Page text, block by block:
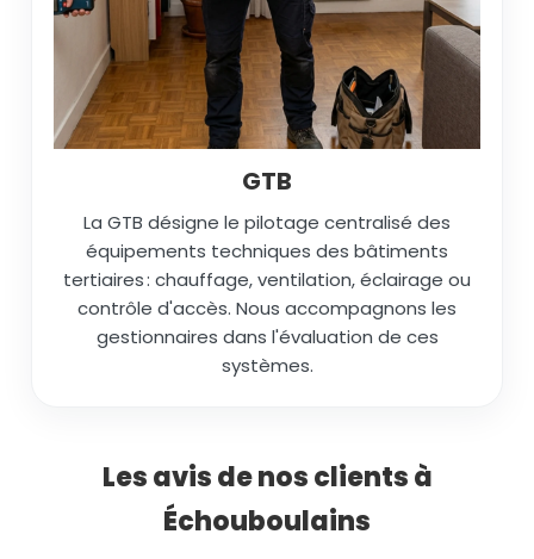
GTB
La GTB désigne le pilotage centralisé des
équipements techniques des bâtiments
tertiaires : chauffage, ventilation, éclairage ou
contrôle d'accès. Nous accompagnons les
gestionnaires dans l'évaluation de ces
systèmes.
Les avis de nos clients à
Échouboulains